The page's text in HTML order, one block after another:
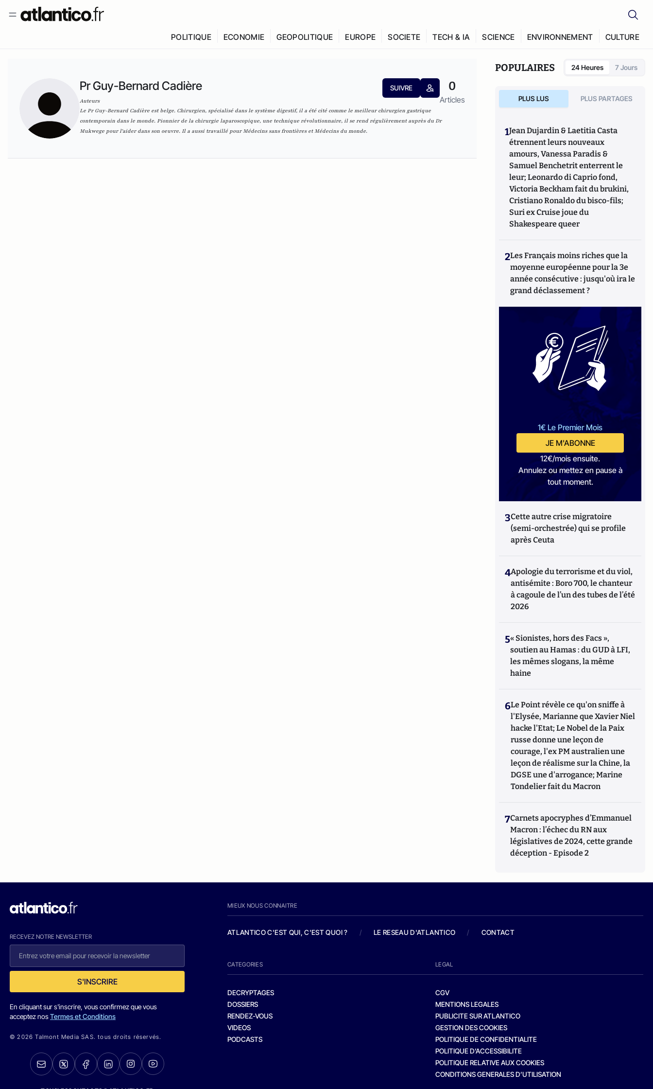
POLITIQUE ECONOMIE GEOPOLITIQUE EUROPE SOCIETE TECH & IA SCIENCE ENVIRONNEMENT CULTURE
Pr Guy-Bernard Cadière
Auteurs
SUIVRE 0
Articles
Le Pr Guy-Bernard Cadière est belge. Chirurgien, spécialisé dans le système digestif, il a été cité comme le meilleur chirurgien gastrique
contemporain dans le monde. Pionnier de la chirurgie laparoscopique, une technique révolutionnaire, il se rend régulièrement auprès du Dr
Mukwege pour l'aider dans son oeuvre. Il a aussi travaillé pour Médecins sans frontières et Médecins du monde.
POPULAIRES 24 Heures 7 Jours
PLUS LUS PLUS PARTAGES
1Jean Dujardin & Laetitia Casta
étrennent leurs nouveaux
amours, Vanessa Paradis &
Samuel Benchetrit enterrent le
leur; Leonardo di Caprio fond,
Victoria Beckham fait du brukini,
Cristiano Ronaldo du bisco-fils;
Suri ex Cruise joue du
Shakespeare queer
2Les Français moins riches que la
moyenne européenne pour la 3e
année consécutive : jusqu'où ira le
grand déclassement ?
1€ Le Premier Mois
JE M'ABONNE
12€/mois ensuite.
Annulez ou mettez en pause à
tout moment.
3Cette autre crise migratoire
(semi-orchestrée) qui se profile
après Ceuta
4Apologie du terrorisme et du viol,
antisémite : Boro 700, le chanteur
à cagoule de l’un des tubes de l’été
2026
5« Sionistes, hors des Facs »,
soutien au Hamas : du GUD à LFI,
les mêmes slogans, la même
haine
6Le Point révèle ce qu'on sniffe à
l'Elysée, Marianne que Xavier Niel
hacke l'Etat; Le Nobel de la Paix
russe donne une leçon de
courage, l'ex PM australien une
leçon de réalisme sur la Chine, la
DGSE une d'arrogance; Marine
Tondelier fait du Macron
7Carnets apocryphes d’Emmanuel
Macron : l’échec du RN aux
législatives de 2024, cette grande
déception - Episode 2
RECEVEZ NOTRE NEWSLETTER
S'INSCRIRE
En cliquant sur s'inscrire, vous confirmez que vous
acceptez nosTermes et Conditions
© 2026 Talmont Media SAS. tous droits réservés.
MIEUX NOUS CONNAITRE
ATLANTICO C'EST QUI, C'EST QUOI ? / LE RESEAU D'ATLANTICO / CONTACT
CATEGORIES
DECRYPTAGES
DOSSIERS
RENDEZ-VOUS
VIDEOS
PODCASTS
LEGAL
CGV
MENTIONS LEGALES
PUBLICITE SUR ATLANTICO
GESTION DES COOKIES
POLITIQUE DE CONFIDENTIALITE
POLITIQUE D’ACCESSIBILITE
POLITIQUE RELATIVE AUX COOKIES
CONDITIONS GENERALES D’UTILISATION